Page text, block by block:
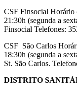
CSF Finsocial Horário
21:30h (segunda a
Finsocial Telefones:
CSF São Carlos
18:30h (segunda a
St. São Carlos.
DISTRITO